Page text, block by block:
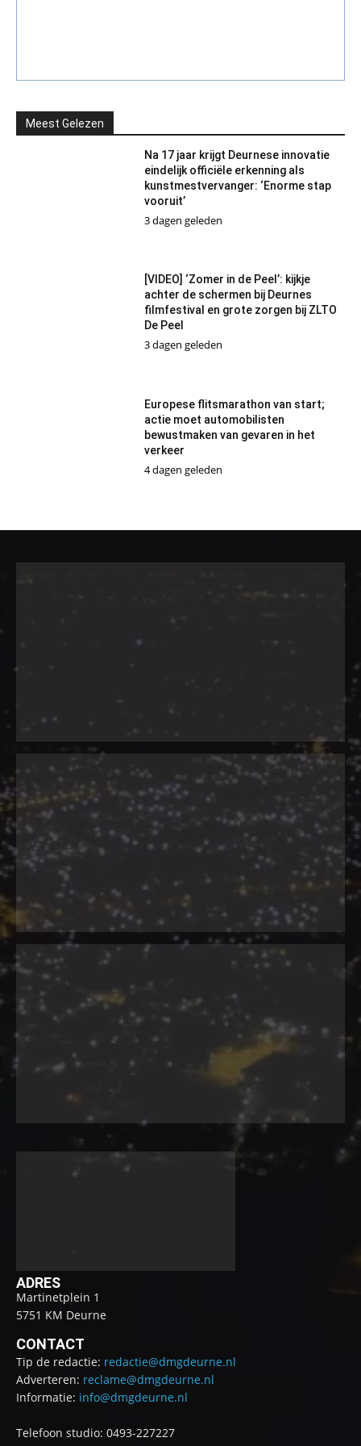
Meest Gelezen
Na 17 jaar krijgt Deurnese innovatie
eindelijk officiële erkenning als
kunstmestvervanger: ‘Enorme stap
vooruit’
3 dagen geleden
[VIDEO] ‘Zomer in de Peel’: kijkje
achter de schermen bij Deurnes
filmfestival en grote zorgen bij ZLTO
De Peel
3 dagen geleden
Europese flitsmarathon van start;
actie moet automobilisten
bewustmaken van gevaren in het
verkeer
4 dagen geleden
ADRES
Martinetplein 1
5751 KM Deurne
CONTACT
Tip de redactie: redactie@dmgdeurne.nl
Adverteren: reclame@dmgdeurne.nl
Informatie: info@dmgdeurne.nl
Telefoon studio: 0493-227227